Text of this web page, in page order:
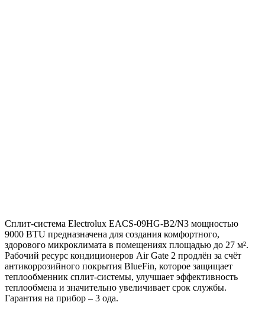
Сплит-система Electrolux EACS-09HG-B2/N3 мощностью
9000 BTU предназначена для создания комфортного,
здорового микроклимата в помещениях площадью до 27 м².
Рабочий ресурс кондиционеров Air Gate 2 продлён за счёт
антикоррозийного покрытия BlueFin, которое защищает
теплообменник сплит-системы, улучшает эффективность
теплообмена и значительно увеличивает срок службы.
Гарантия на прибор – 3 ода.